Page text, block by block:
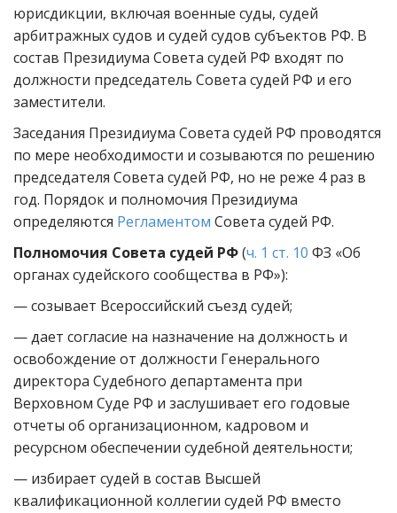
юрисдикции, включая военные суды, судей
арбитражных судов и судей судов субъектов РФ. В
состав Президиума Совета судей РФ входят по
должности председатель Совета судей РФ и его
заместители.
Заседания Президиума Совета судей РФ проводятся
по мере необходимости и созываются по решению
председателя Совета судей РФ, но не реже 4 раз в
год. Порядок и полномочия Президиума
определяются Регламентом Совета судей РФ.
Полномочия Совета судей РФ(ч. 1 ст. 10 ФЗ «Об
органах судейского сообщества в РФ»):
— созывает Всероссийский съезд судей;
— дает согласие на назначение на должность и
освобождение от должности Генерального
директора Судебного департамента при
Верховном Суде РФ и заслушивает его годовые
отчеты об организационном, кадровом и
ресурсном обеспечении судебной деятельности;
— избирает судей в состав Высшей
квалификационной коллегии судей РФ вместо